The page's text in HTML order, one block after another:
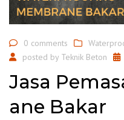
0 comments
posted by Teknik Beton
Jasa
ane Bakar